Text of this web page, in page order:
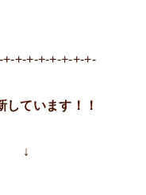
+-+-+-+-+-+-+-
しています！！